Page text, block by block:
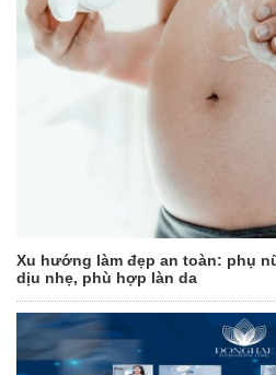
Xu hướng làm đẹp an toàn: phụ
dịu nhẹ, phù hợp làn da